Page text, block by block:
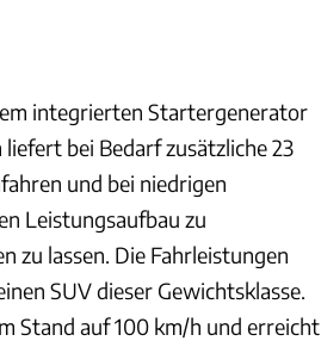
integrierten Startergenerator
bei Bedarf zusätzliche 23
und bei niedrigen
Leistungsaufbau zu
lassen. Die Fahrleistungen
SUV dieser Gewichtsklasse.
Stand auf 100 km/h und erreicht